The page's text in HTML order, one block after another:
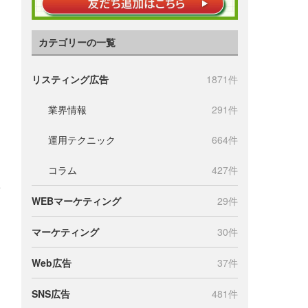
カテゴリーの一覧
リスティング広告 1871件
業界情報 291件
運用テクニック 664件
コラム 427件
WEBマーケティング 29件
マーケティング 30件
Web広告 37件
SNS広告 481件